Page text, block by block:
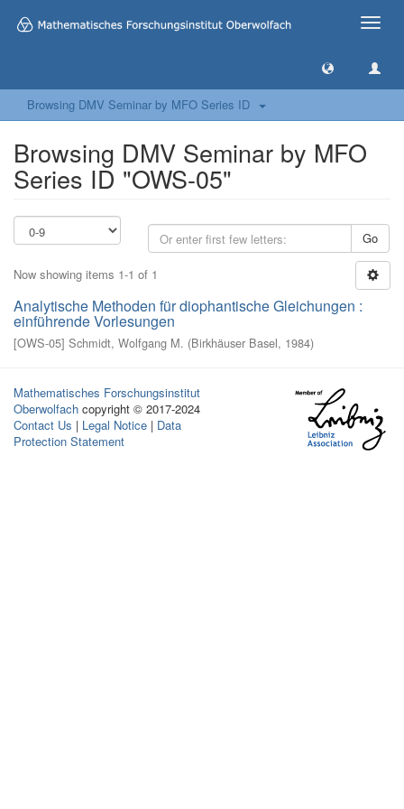
Toggle
Browsing DMV Seminar by MFO Series ID
Browsing DMV Seminar by MFO
Series ID "OWS-05"
Go
Now showing items 1-1 of 1
Analytische Methoden für diophantische Gleichungen :
einführende Vorlesungen
[OWS-05] Schmidt, Wolfgang M. (Birkhäuser Basel, 1984)
Mathematisches Forschungsinstitut
Oberwolfach copyright © 2017-2024
Contact Us | Legal Notice | Data
Protection Statement